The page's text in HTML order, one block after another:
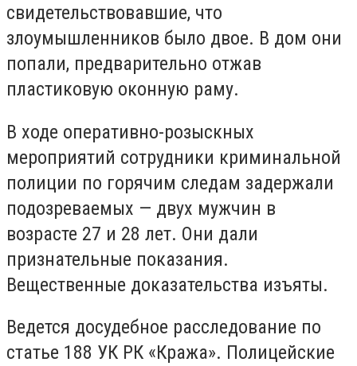
свидетельствовавшие, что
злоумышленников было двое. В дом они
попали, предварительно отжав
пластиковую оконную раму.
В ходе оперативно-розыскных
мероприятий сотрудники криминальной
полиции по горячим следам задержали
подозреваемых — двух мужчин в
возрасте 27 и 28 лет. Они дали
признательные показания.
Вещественные доказательства изъяты.
Ведется досудебное расследование по
статье 188 УК РК «Кража». Полицейские